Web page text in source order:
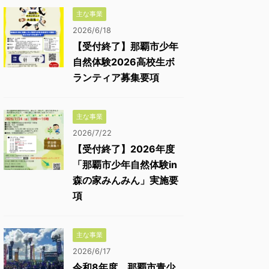
主な事業
2026/6/18
【受付終了】那覇市少年
自然体験2026高校生ボ
ランティア募集要項
主な事業
2026/7/22
【受付終了】2026年度
「那覇市少年自然体験in
森の家みんみん」実施要
項
主な事業
2026/6/17